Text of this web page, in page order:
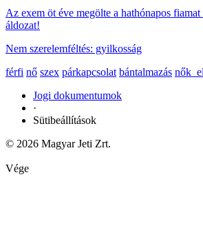
Az exem öt éve megölte a hathónapos
áldozat!
Nem szerelemféltés: gyilkosság
férfi nő szex párkapcsolat bántalmazás
Jogi dokumentumok
·
Sütibeállítások
© 2026 Magyar Jeti Zrt.
Vége